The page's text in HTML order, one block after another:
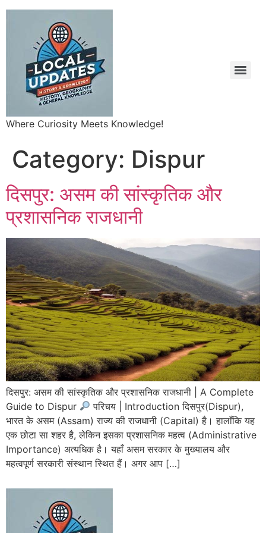
Where Curiosity Meets Knowledge!
Category: Dispur
दिसपुर: असम की सांस्कृतिक और
प्रशासनिक राजधानी
दिसपुर: असम की सांस्कृतिक और प्रशासनिक राजधानी | A Complete
Guide to Dispur
परिचय | Introduction दिसपुर(Dispur),
भारत के असम (Assam) राज्य की राजधानी (Capital) है। हालाँकि यह
एक छोटा सा शहर है, लेकिन इसका प्रशासनिक महत्व (Administrative
Importance) अत्यधिक है। यहाँ असम सरकार के मुख्यालय और
महत्वपूर्ण सरकारी संस्थान स्थित हैं। अगर आप […]